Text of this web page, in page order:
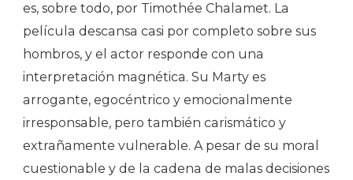
es, sobre todo, por Timothée Chalamet. La
película descansa casi por completo sobre sus
hombros, y el actor responde con una
interpretación magnética. Su Marty es
arrogante, egocéntrico y emocionalmente
irresponsable, pero también carismático y
extrañamente vulnerable. A pesar de su moral
cuestionable y de la cadena de malas decisiones